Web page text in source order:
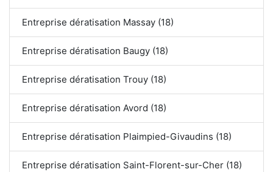
Entreprise dératisation Massay (18)
Entreprise dératisation Baugy (18)
Entreprise dératisation Trouy (18)
Entreprise dératisation Avord (18)
Entreprise dératisation Plaimpied-Givaudins (18)
Entreprise dératisation Saint-Florent-sur-Cher (18)